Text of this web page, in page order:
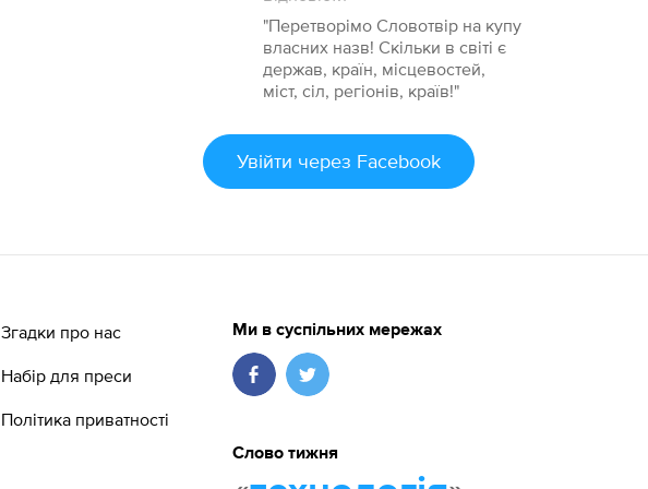
"Перетворімо Словотвір на купу
власних назв! Скільки в світі є
держав, країн, місцевостей,
міст, сіл, регіонів, країв!"
Увійти через Facebook
Згадки про нас
Набір для преси
Політика приватності
Ми в суспільних мережах
Слово тижня